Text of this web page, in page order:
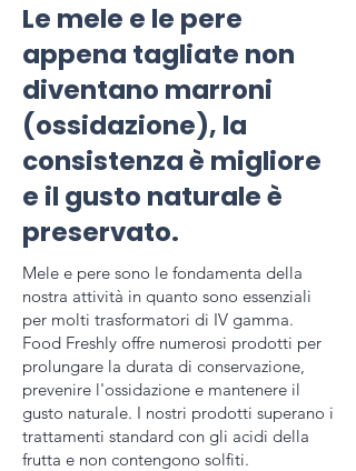
Le mele e le pere
appena tagliate non
diventano marroni
(ossidazione), la
consistenza è migliore
e il gusto naturale è
preservato.
Mele e pere sono le fondamenta della
nostra attività in quanto sono essenziali
per molti trasformatori di IV gamma.
Food Freshly offre numerosi prodotti per
prolungare la durata di conservazione,
prevenire l'ossidazione e mantenere il
gusto naturale. I nostri prodotti superano i
trattamenti standard con gli acidi della
frutta e non contengono solfiti.